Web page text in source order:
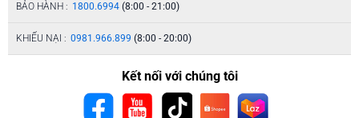
BẢO HÀNH : 1800.6994 (8:00 - 21:00)
KHIẾU NẠI : 0981.966.899 (8:00 - 20:00)
Kết nối với chúng tôi